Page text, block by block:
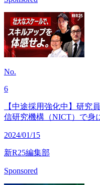
No.
6
【中途採用強化中】研究
信研究機構（NICT）で身
2024/01/15
新R25編集部
Sponsored